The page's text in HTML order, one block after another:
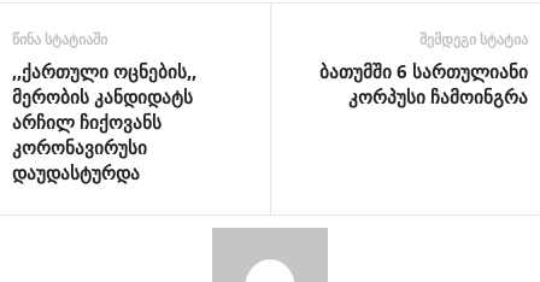
წინა სტატიაში
,,ქართული ოცნების,,
მერობის კანდიდატს
არჩილ ჩიქოვანს
კორონავირუსი
დაუდასტურდა
შემდეგი სტატია
ბათუმში 6 სართულიანი
კორპუსი ჩამოინგრა